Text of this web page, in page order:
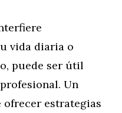
vida diaria o
puede ser útil
Un
estrategias